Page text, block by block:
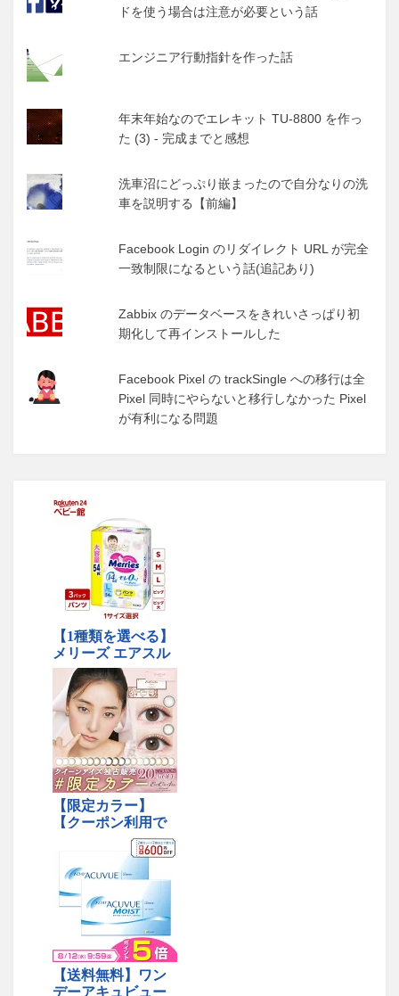
ドを使う場合は注意が必要という話
エンジニア行動指針を作った話
年末年始なのでエレキット TU-8800 を作っ
た (3) - 完成までと感想
洗車沼にどっぷり嵌まったので自分なりの洗
車を説明する【前編】
Facebook Login のリダイレクト URL が完全
一致制限になるという話(追記あり)
Zabbix のデータベースをきれいさっぱり初
期化して再インストールした
Facebook Pixel の trackSingle への移行は全
Pixel 同時にやらないと移行しなかった Pixel
が有利になる問題